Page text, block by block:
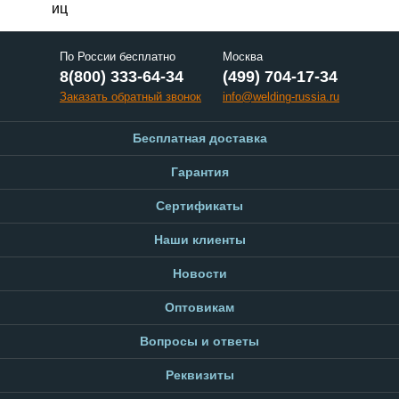
иц
По России бесплатно
8(800) 333-64-34
Заказать обратный звонок
Москва
(499) 704-17-34
info@welding-russia.ru
Бесплатная доставка
Гарантия
Сертификаты
Наши клиенты
Новости
Оптовикам
Вопросы и ответы
Реквизиты